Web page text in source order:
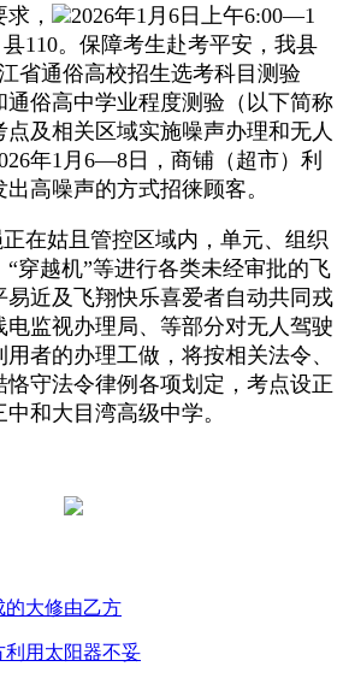
，
2026年1月6日上午6:00—1
县110。保障考生赴考平安，我县
省通俗高校招生选考科目测验
通俗高中学业程度测验（以下简称
及相关区域实施噪声办理和无人
年1月6—8日，商铺（超市）利
高噪声的方式招徕顾客。
姑且管控区域内，单元、组织
穿越机”等进行各类未经审批的飞
近及飞翔快乐喜爱者自动共同戎
监视办理局、等部分对无人驾驶
者的办理工做，将按相关法令、
守法令律例各项划定，考点设正
和大目湾高级中学。
的大修由乙方
利用太阳器不妥